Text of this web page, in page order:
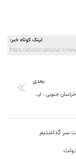
لینک کوتاه خبر:
https://khabarvahonar.ir/
بعدی
معاون استاندار خراسان جنوبی : ایجاد اشتغال پایدار سبب ماندگاری مردم در روستاها می‌شود
سر گذاشتیم